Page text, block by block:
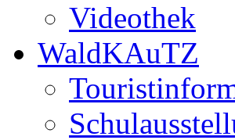
Videothek
WaldKAuTZ